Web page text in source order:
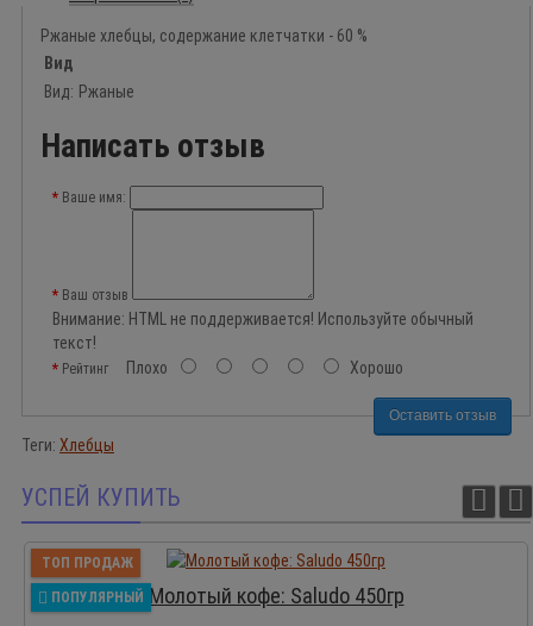
Ржаные хлебцы, содержание клетчатки - 60 %
Вид
Вид: Ржаные
Написать отзыв
Ваше имя:
Ваш отзыв
Внимание: HTML не поддерживается! Используйте обычный
текст!
Рейтинг Плохо Хорошо
Оставить отзыв
Теги: Хлебцы
УСПЕЙ КУПИТЬ
ТОП ПРОДАЖ
ПОПУЛЯРНЫЙ Молотый кофе: Saludo 450гр